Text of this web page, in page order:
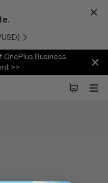
OnePlus Business
>>